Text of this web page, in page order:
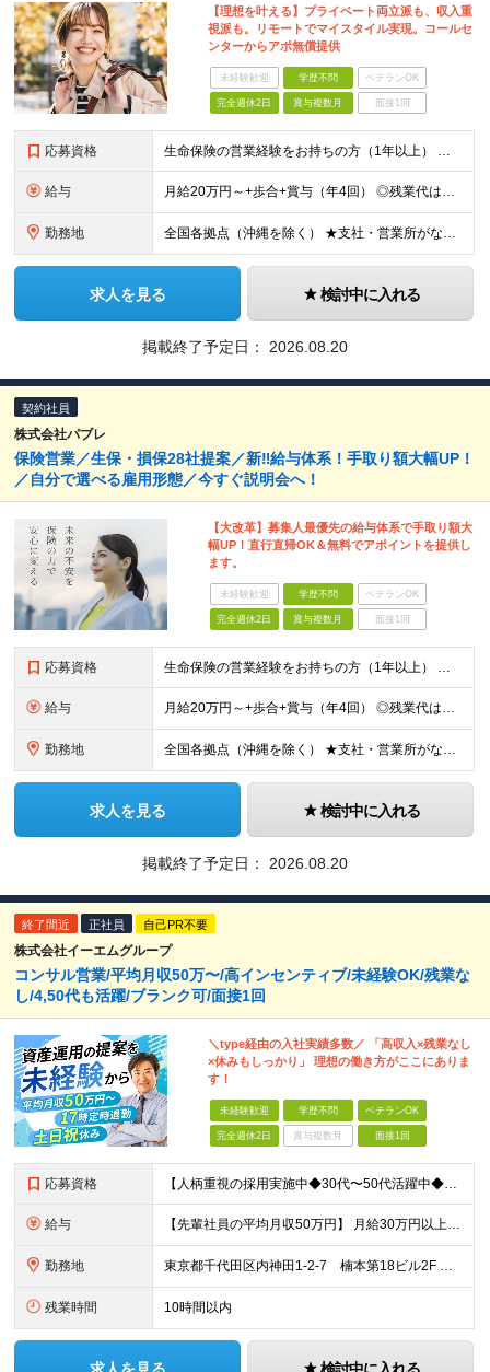
【理想を叶える】プライベート両立派も、収入重
視派も。リモートでマイスタイル実現。コールセ
ンターからアポ無償提供
未経験歓迎 学歴不問 ベテランOK
完全週休2日 賞与複数月 面接1回
応募資格 生命保険の営業経験をお持ちの方（1年以上） ★多様な働き方で理想を実現！ 自由度の高い働き方で、あなたが理想とするワークスタイルを目指してください！
給与 月給20万円～+歩合+賞与（年4回） ◎残業代は別途全額支給します！ ◎募集人最優先の給与体系を今実現！手取り額大幅UP! 他にも、あなたのご都合に合わせて多様な働き方を実現できます！ まずはご希望
勤務地 全国各拠点（沖縄を除く） ★支社・営業所がない地域の方の応募歓迎 ★出社は月1回のみ／直行直帰OK／U・Iターン歓迎 ★受動喫煙対策あり：屋内禁煙 ★転勤なし ●支社 札幌／札幌市中央区南1条西 東
求人を見る 検討中に入れる
掲載終了予定日： 2026.08.20
契約社員
株式会社パブレ
保険営業／生保・損保28社提案／新‼給与体系！手取り額大幅UP！
／自分で選べる雇用形態／今すぐ説明会へ！
【大改革】募集人最優先の給与体系で手取り額大
幅UP！直行直帰OK＆無料でアポイントを提供し
ます。
未経験歓迎 学歴不問 ベテランOK
完全週休2日 賞与複数月 面接1回
応募資格 生命保険の営業経験をお持ちの方（1年以上） ★多様な働き方で理想を実現！ 自由度の高い働き方で、あなたが理想とするワークスタイルを目指してください！
給与 月給20万円～+歩合+賞与（年4回） ◎残業代は別途全額支給します！ ◎募集人最優先の給与体系を今実現！手取り額大幅UP! 他にも、あなたのご都合に合わせて多様な働き方を実現できます！ まずはご希望
勤務地 全国各拠点（沖縄を除く） ★支社・営業所がない地域の方の応募歓迎 ★出社は月1回のみ／直行直帰OK／U・Iターン歓迎 ★受動喫煙対策あり：屋内禁煙 ★転勤なし ●支社 札幌／札幌市中央区南1条西 東
求人を見る 検討中に入れる
掲載終了予定日： 2026.08.20
終了間近 正社員 自己PR不要
株式会社イーエムグループ
コンサル営業/平均月収50万〜/高インセンティブ/未経験OK/残業な
し/4,50代も活躍/ブランク可/面接1回
＼type経由の入社実績多数／ 「高収入×残業なし
×休みもしっかり」 理想の働き方がここにありま
す！
未経験歓迎 学歴不問 ベテランOK
完全週休2日 賞与複数月 面接1回
応募資格 【人柄重視の採用実施中◆30代〜50代活躍中◆営業デビュー歓迎】 ・学歴不問 ・未経験／ブランクOK
給与 【先輩社員の平均月収50万円】 月給30万円以上+インセンティブ+その他手当 ※経験・スキルを考慮の上で給与を決定します ※上記には5万円（月20時間分）のみなし残業代と一律手当（営業手当4万円、能力
勤務地 東京都千代田区内神田1-2-7 楠本第18ビル2F ◆U・Iターン歓迎 ◆転勤なし (変更の範囲)上記を除く当社関連勤務地
残業時間 10時間以内